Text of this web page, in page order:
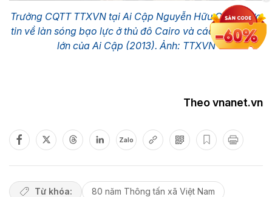
Trưởng CQTT TTXVN tại Ai Cập Nguyễn Hữu Chiến đưa
tin về làn sóng bạo lực ở thủ đô Cairo và các thành phố
lớn của Ai Cập (2013). Ảnh: TTXVN
Theo vnanet.vn
Zalo
Từ khóa:
80 năm Thông tấn xã Việt Nam